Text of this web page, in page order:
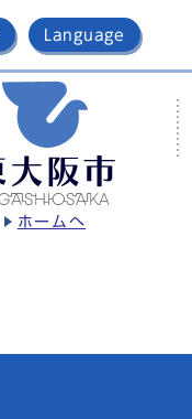
Language
ホームへ